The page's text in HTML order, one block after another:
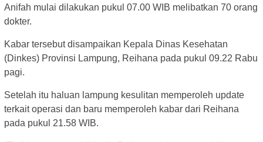
Anifah mulai dilakukan pukul 07.00 WIB melibatkan 70 orang
dokter.
Kabar tersebut disampaikan Kepala Dinas Kesehatan
(Dinkes) Provinsi Lampung, Reihana pada pukul 09.22 Rabu
pagi.
Setelah itu haluan lampung kesulitan memperoleh update
terkait operasi dan baru memperoleh kabar dari Reihana
pada pukul 21.58 WIB.